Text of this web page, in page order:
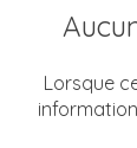
Lorsque